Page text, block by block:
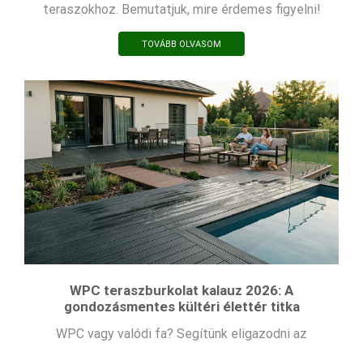
teraszokhoz. Bemutatjuk, mire érdemes figyelni!
TOVÁBB OLVASOM
WPC teraszburkolat kalauz 2026: A
gondozásmentes kültéri élettér titka
WPC vagy valódi fa? Segítünk eligazodni az